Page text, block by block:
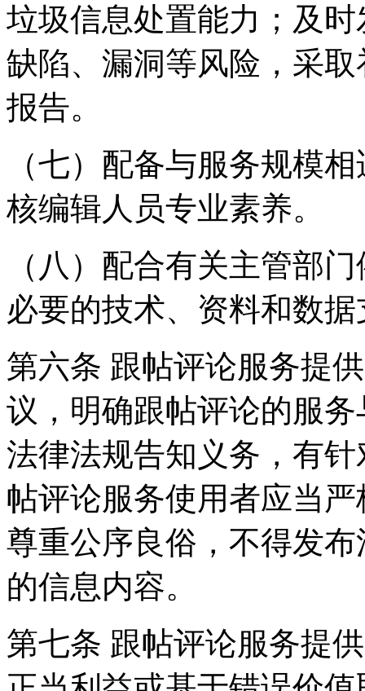
垃圾信息处置能力；及
缺陷、漏洞等风险，采
报告。
（七）配备与服务规模
核编辑人员专业素养。
（八）配合有关主管部
必要的技术、资料和数
第六条 跟帖评论服务提
议，明确跟帖评论的服
法律法规告知义务，有
帖评论服务使用者应当
尊重公序良俗，不得发
的信息内容。
第七条 跟帖评论服务提